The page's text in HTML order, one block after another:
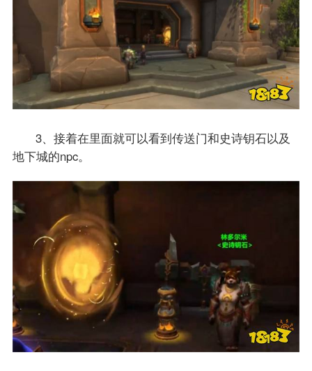
3、接着在里面就可以看到传送门和史诗钥石以及
地下城的npc。